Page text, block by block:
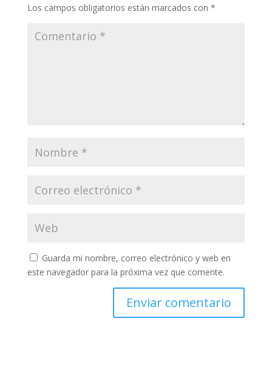
Los campos obligatorios están marcados con *
Guarda mi nombre, correo electrónico y web en
este navegador para la próxima vez que comente.